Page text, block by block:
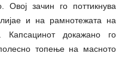
зачин го поттикнува
и на рамнотежата на
Капсацинот докажано го
топење на масното